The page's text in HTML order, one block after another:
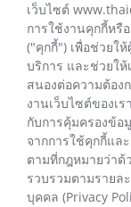
เว็บไซต์
การใช้งานคุกกี้หรื
("คุกกี้") เพื่อช่วยใ
บริการ และช่วยใ
สนองต่อความต้อง
งานเว็บไซต์ของเ
กับการคุ้มครองข้
จากการใช้คุกกี้แ
ตามที่กฎหมายว่าด้
รวบรวมตามรายล
บุคคล (Privacy